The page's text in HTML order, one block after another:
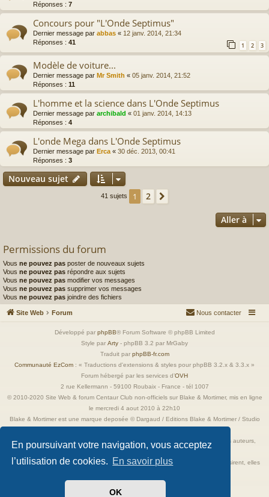
En poursuivant votre navigation, vous acceptez
l’utilisation de cookies. En savoir plus
OK
Réponses : 7
Concours pour "L'Onde Septimus"
Dernier message par abbas « 12 janv. 2014, 21:34
Réponses : 41 1 2 3
Modèle de voiture...
Dernier message par Mr Smith « 05 janv. 2014, 21:52
Réponses : 11
L'homme et la science dans L'Onde Septimus
Dernier message par archibald « 01 janv. 2014, 14:13
Réponses : 4
L'onde Mega dans L'Onde Septimus
Dernier message par Erca « 30 déc. 2013, 00:41
Réponses : 3
Nouveau sujet
41 sujets 1 2
Aller à
Permissions du forum
Vous ne pouvez pas poster de nouveaux sujets
Vous ne pouvez pas répondre aux sujets
Vous ne pouvez pas modifier vos messages
Vous ne pouvez pas supprimer vos messages
Vous ne pouvez pas joindre des fichiers
Site Web Forum Nous contacter
Développé par phpBB® Forum Software © phpBB Limited
Style par Arty - phpBB 3.2 par MrGaby
Traduit par phpBB-fr.com
Communauté EzCom : « Traductions d'extensions & styles pour phpBB 3.2.x & 3.3.x »
Forum hébergé par les services d’OVH
2 rue Kellermann - 59100 Roubaix - France - tél 1007
© 2010-2020 Site Web & forum Centaur Club non-officiels sur Blake & Mortimer, mis en ligne
le mercredi 4 aout 2010 à 22h10
Blake & Mortimer est une marque deposée © Dargaud / Editions Blake & Mortimer / Studio
Toutes les images incluses dans ces pages sont la propriété exclusive de leurs auteurs,
ayant droits et/ou éditeurs.
Elles ne sont ici qu'à titre de référence ou d'illustration. Si les propriétaires le désirent, elles